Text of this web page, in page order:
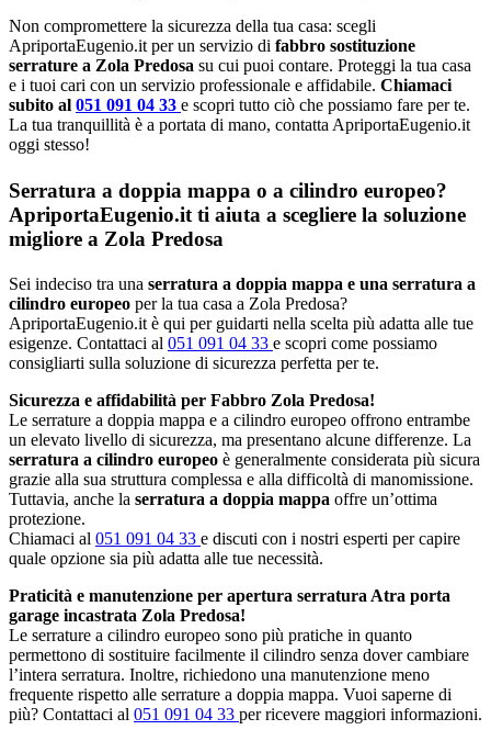
Non compromettere la sicurezza della tua casa: scegli
ApriportaEugenio.it per un servizio di fabbro sostituzione
serrature a Zola Predosa su cui puoi contare. Proteggi la tua casa
e i tuoi cari con un servizio professionale e affidabile. Chiamaci
subito al 051 091 04 33 e scopri tutto ciò che possiamo fare per te.
La tua tranquillità è a portata di mano, contatta ApriportaEugenio.it
oggi stesso!
Serratura a doppia mappa o a cilindro europeo?
ApriportaEugenio.it ti aiuta a scegliere la soluzione
migliore a Zola Predosa
Sei indeciso tra una serratura a doppia mappa e una serratura a
cilindro europeo per la tua casa a Zola Predosa?
ApriportaEugenio.it è qui per guidarti nella scelta più adatta alle tue
esigenze. Contattaci al 051 091 04 33 e scopri come possiamo
consigliarti sulla soluzione di sicurezza perfetta per te.
Sicurezza e affidabilità per Fabbro Zola Predosa!
Le serrature a doppia mappa e a cilindro europeo offrono entrambe
un elevato livello di sicurezza, ma presentano alcune differenze. La
serratura a cilindro europeo è generalmente considerata più sicura
grazie alla sua struttura complessa e alla difficoltà di manomissione.
Tuttavia, anche la serratura a doppia mappa offre un’ottima
protezione.
Chiamaci al 051 091 04 33 e discuti con i nostri esperti per capire
quale opzione sia più adatta alle tue necessità.
Praticità e manutenzione per apertura serratura Atra porta
garage incastrata Zola Predosa!
Le serrature a cilindro europeo sono più pratiche in quanto
permettono di sostituire facilmente il cilindro senza dover cambiare
l’intera serratura. Inoltre, richiedono una manutenzione meno
frequente rispetto alle serrature a doppia mappa. Vuoi saperne di
più? Contattaci al 051 091 04 33 per ricevere maggiori informazioni.